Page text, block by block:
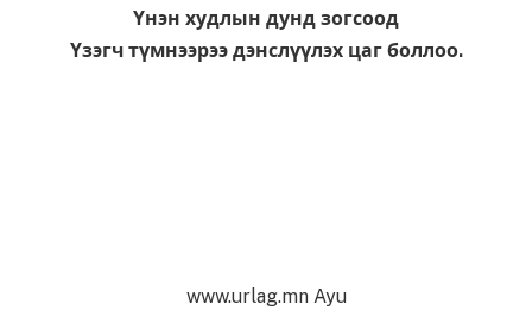
Үнэн худлын дунд зогсоод
Үзэгч түмнээрээ дэнслүүлэх цаг боллоо.
www.urlag.mn Ayu